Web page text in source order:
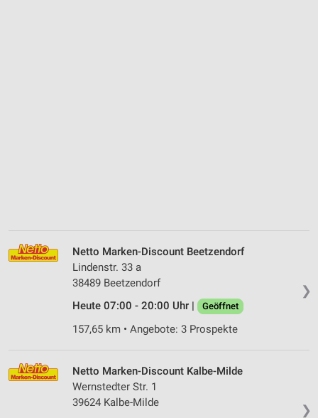
❯
Netto Marken-Discount Beetzendorf
Lindenstr. 33 a
38489 Beetzendorf
Heute 07:00 - 20:00 Uhr |
Geöffnet
157,65 km • Angebote: 3 Prospekte
❯
Netto Marken-Discount Kalbe-Milde
Wernstedter Str. 1
39624 Kalbe-Milde